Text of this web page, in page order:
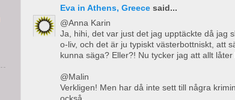
Eva in Athens, Greece said...
@Anna Karin
Ja, hihi, det var just det jag upptäckte då jag
o-liv, och det är ju typiskt västerbottniskt, att
kunna säga? Eller?! Nu tycker jag att allt låter
@Malin
Verkligen! Men har då inte sett till några
också.